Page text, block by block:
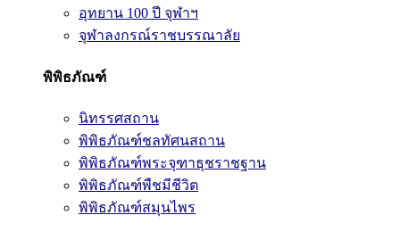
อุทยาน 100 ปี จุฬาฯ
จุฬาลงกรณ์ราชบรรณาลัย
พิพิธภัณฑ์
นิทรรศสถาน
พิพิธภัณฑ์ชลทัศนสถาน
พิพิธภัณฑ์พระจุฑาธุชราชฐาน
พิพิธภัณฑ์พืชมีชีวิต
พิพิธภัณฑ์สมุนไพร